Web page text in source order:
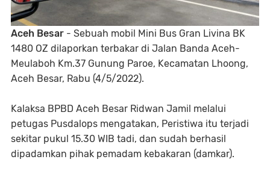
Aceh Besar - Sebuah mobil Mini Bus Gran Livina BK
1480 OZ dilaporkan terbakar di Jalan Banda Aceh-
Meulaboh Km.37 Gunung Paroe, Kecamatan Lhoong,
Aceh Besar, Rabu (4/5/2022).
Kalaksa BPBD Aceh Besar Ridwan Jamil melalui
petugas Pusdalops mengatakan, Peristiwa itu terjadi
sekitar pukul 15.30 WIB tadi, dan sudah berhasil
dipadamkan pihak pemadam kebakaran (damkar).